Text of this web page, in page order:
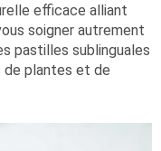
efficace alliant
soigner autrement
pastilles sublinguales
de plantes et de